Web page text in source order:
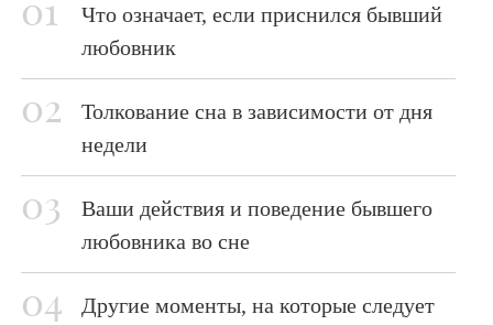
Что означает, если приснился бывший
любовник
Толкование сна в зависимости от дня
недели
Ваши действия и поведение бывшего
любовника во сне
Другие моменты, на которые следует